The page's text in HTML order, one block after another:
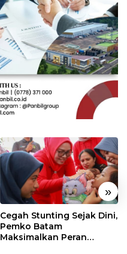
»
Cegah Stunting Sejak Dini,
Pemko Batam
Maksimalkan Peran